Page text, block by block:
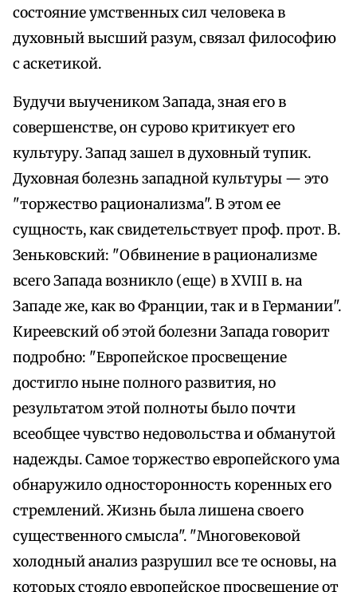
состояние умственных сил человека в
духовный высший разум, связал философию
с аскетикой.
Будучи выучеником Запада, зная его в
совершенстве, он сурово критикует его
культуру. Запад зашел в духовный тупик.
Духовная болезнь западной культуры — это
"торжество рационализма". В этом ее
сущность, как свидетельствует проф. прот. В.
Зеньковский: "Обвинение в рационализме
всего Запада возникло (еще) в XVIII в. на
Западе же, как во Франции, так и в Германии".
Киреевский об этой болезни Запада говорит
подробно: "Европейское просвещение
достигло ныне полного развития, но
результатом этой полноты было почти
всеобщее чувство недовольства и обманутой
надежды. Самое торжество европейского ума
обнаружило односторонность коренных его
стремлений. Жизнь была лишена своего
существенного смысла". "Многовековой
холодный анализ разрушил все те основы, на
которых стояло европейское просвещение от